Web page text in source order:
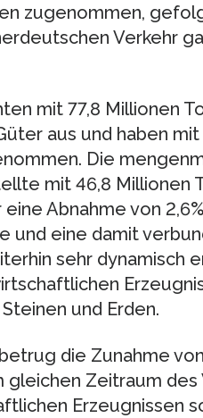
zugenommen,
Verkehr
mit 77,8 Millionen
aus und haben
Die
mit 46,8 Millionen
Abnahme von
und eine damit
sehr dynamisch
und Erden.
die Zunahme
Zeitraum des
Erzeugnissen